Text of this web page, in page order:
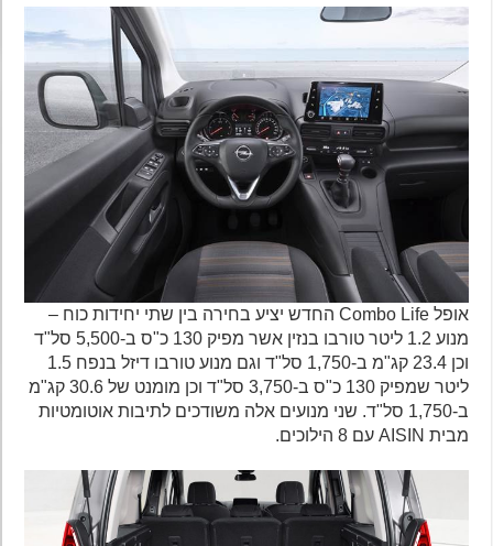
אופל Combo Life החדש יציע בחירה בין שתי יחידות כוח –
מנוע 1.2 ליטר טורבו בנזין אשר מפיק 130 כ"ס ב-5,500 סל"ד
וכן 23.4 קג"מ ב-1,750 סל"ד וגם מנוע טורבו דיזל בנפח 1.5
ליטר שמפיק 130 כ"ס ב-3,750 סל"ד וכן מומנט של 30.6 קג"מ
ב-1,750 סל"ד. שני מנועים אלה משודכים לתיבות אוטומטיות
מבית AISIN עם 8 הילוכים.